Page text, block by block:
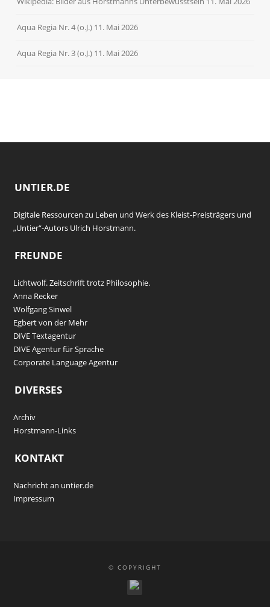
Aqua Regia Nr. 4 (o.J.) 11. Mai 2026
Aqua Regia Nr. 3 (o.J.) 11. Mai 2026
UNTIER.DE
Digitale Ressourcen zu Leben und Werk des Kleist-Preisträgers und
„Untier“-Autors Ulrich Horstmann.
FREUNDE
Lichtwolf. Zeitschrift trotz Philosophie.
Anna Recker
Wolfgang Sinwel
Egbert von der Mehr
DIVE Textagentur
DIVE Agentur für Sprache
Corporate Language Agentur
DIVERSES
Archiv
Horstmann-Links
KONTAKT
Nachricht an untier.de
Impressum
© COPYRIGHT